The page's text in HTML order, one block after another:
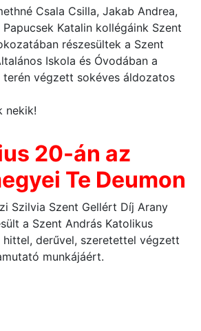
Csala Csilla, Jakab Andrea,
Katalin kollégáink Szent
részesültek a Szent
Iskola és Óvodában a
terén végzett sokéves áldozatos
nekik!
20-án az
Te Deumon
Szilvia Szent Gellért Díj Arany
a Szent András Katolikus
derűvel, szeretettel végzett
munkájáért.